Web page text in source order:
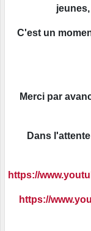
C'est un
Merci par
Dans
https://
https://